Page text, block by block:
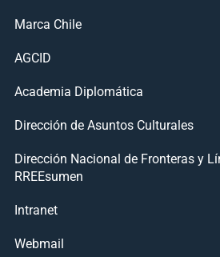
Marca Chile
AGCID
Academia Diplomática
Dirección de Asuntos Culturales
Dirección Nacional de Fronteras y
RREEsumen
Intranet
Webmail